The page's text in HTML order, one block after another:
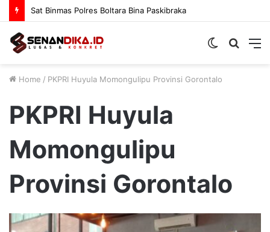
Sat Binmas Polres Boltara Bina Paskibraka
Search
Switch
Home / PKPRI Huyula Momongulipu Provinsi Gorontalo
PKPRI Huyula
Momongulipu
Provinsi Gorontalo